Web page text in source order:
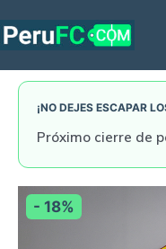
to
¡NO DEJES ESCAPAR
Próximo cierre de
- 18%